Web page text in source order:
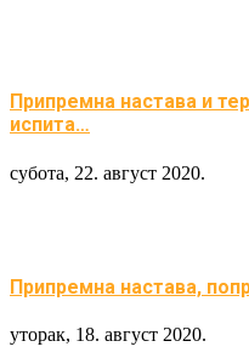
Припремна настава и
испита…
субота, 22. август 2020.
Припремна настава,
уторак, 18. август 2020.